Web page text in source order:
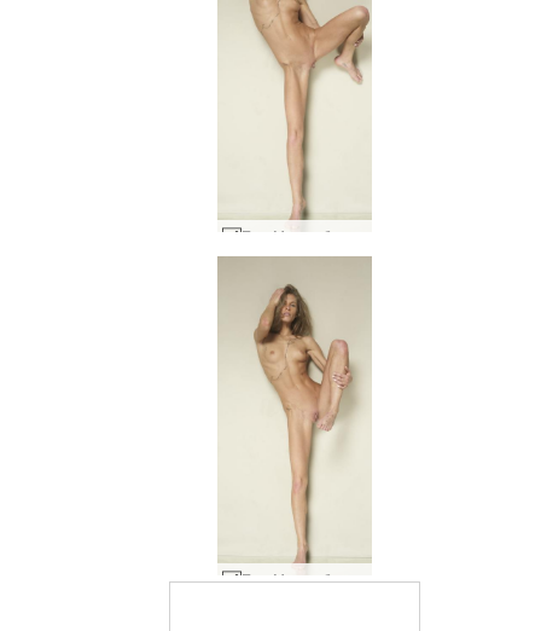
Ема М гола балерина #14